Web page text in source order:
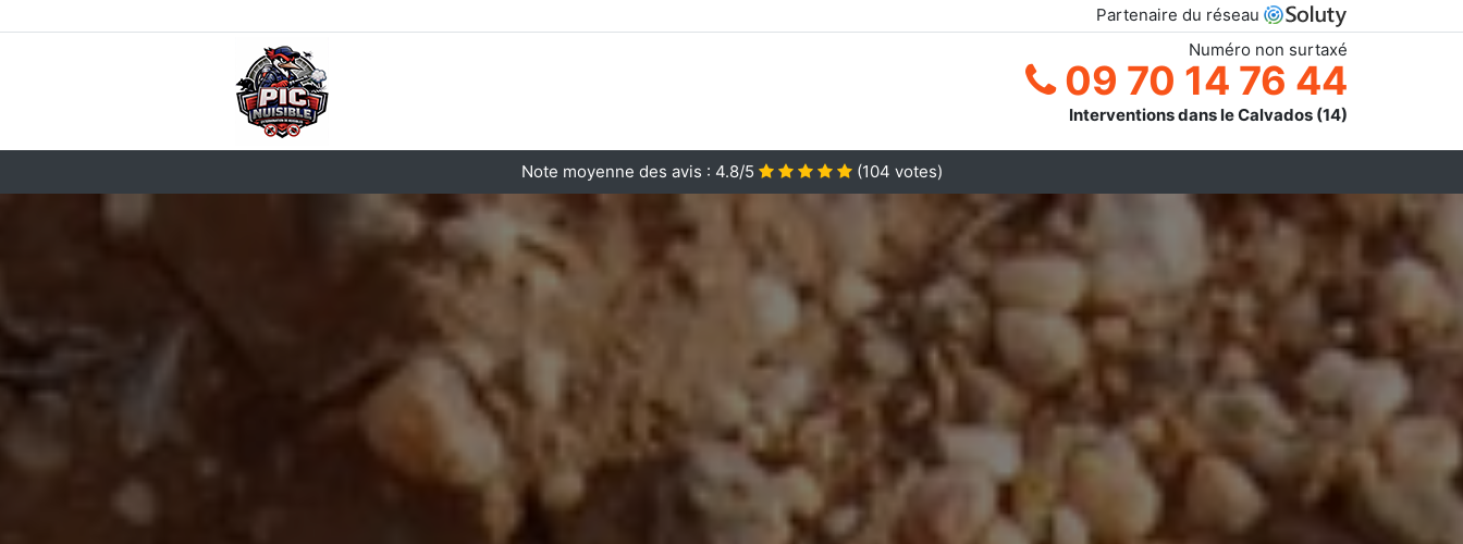
Partenaire du réseau
Numéro non surtaxé
09 70 14 76 44
Interventions dans le Calvados (14)
Note moyenne des avis : 4.8/5 (104 votes)